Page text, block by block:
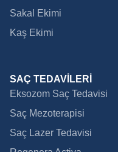
Sakal Ekimi
Kaş Ekimi
SAÇ TEDAVİLERİ
Eksozom Saç Tedavisi
Saç Mezoterapisi
Saç Lazer Tedavisi